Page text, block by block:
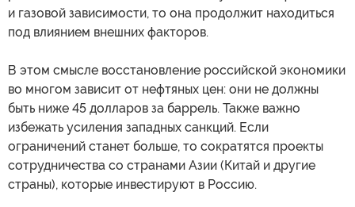
и газовой зависимости, то она продолжит находиться
под влиянием внешних факторов.
В этом смысле восстановление российской экономики
во многом зависит от нефтяных цен: они не должны
быть ниже 45 долларов за баррель. Также важно
избежать усиления западных санкций. Если
ограничений станет больше, то сократятся проекты
сотрудничества со странами Азии (Китай и другие
страны), которые инвестируют в Россию.